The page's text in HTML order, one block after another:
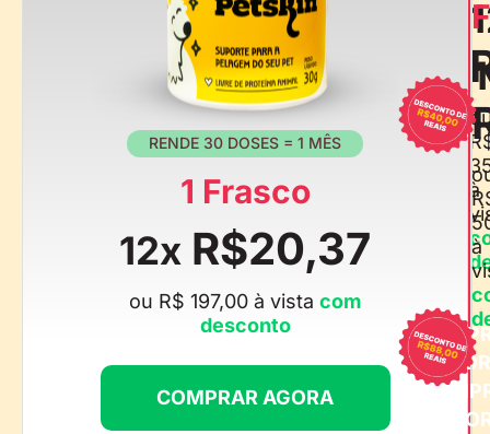
RENDE 30 DOSES = 1 MÊS
1 Frasco
12x R$20,37
ou R$ 197,00 à vista com
desconto
COMPRAR AGORA
à
à